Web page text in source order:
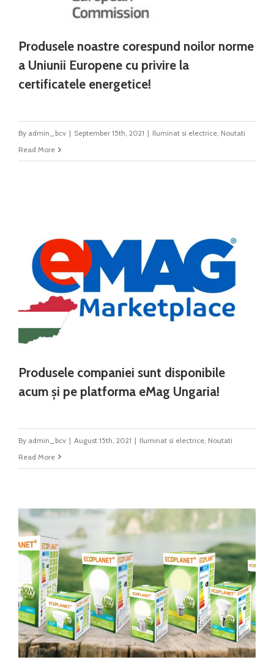
BRILLIANT LED
CONTACT
Produsele noastre corespund noilor norme
a Uniunii Europene cu privire la
certificatele energetice!
By admin_bcv | September 15th, 2021 | Iluminat si electrice, Noutati
Read More
Produsele companiei sunt disponibile
acum și pe platforma eMag Ungaria!
By admin_bcv | August 15th, 2021 | Iluminat si electrice Noutati
Read More